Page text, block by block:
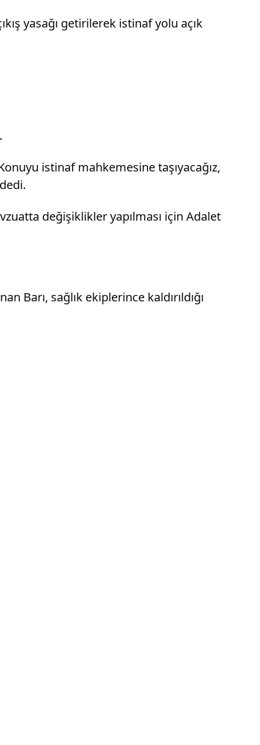
yasağı getirilerek istinaf yolu açık
istinaf mahkemesine taşıyacağız,
değişiklikler yapılması için Adalet
Barı, sağlık ekiplerince kaldırıldığı